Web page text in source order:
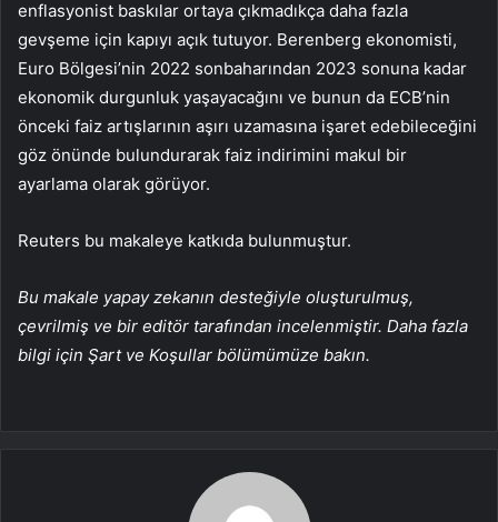
enflasyonist baskılar ortaya çıkmadıkça daha fazla
gevşeme için kapıyı açık tutuyor. Berenberg ekonomisti,
Euro Bölgesi’nin 2022 sonbaharından 2023 sonuna kadar
ekonomik durgunluk yaşayacağını ve bunun da ECB’nin
önceki faiz artışlarının aşırı uzamasına işaret edebileceğini
göz önünde bulundurarak faiz indirimini makul bir
ayarlama olarak görüyor.
Reuters bu makaleye katkıda bulunmuştur.
Bu makale yapay zekanın desteğiyle oluşturulmuş,
çevrilmiş ve bir editör tarafından incelenmiştir. Daha fazla
bilgi için Şart ve Koşullar bölümümüze bakın.